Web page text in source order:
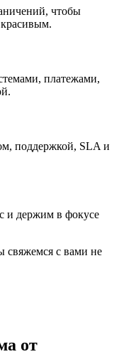
чтобы
платежами,
поддержкой, SLA и
и держим в фокусе
свяжемся с вами не
от